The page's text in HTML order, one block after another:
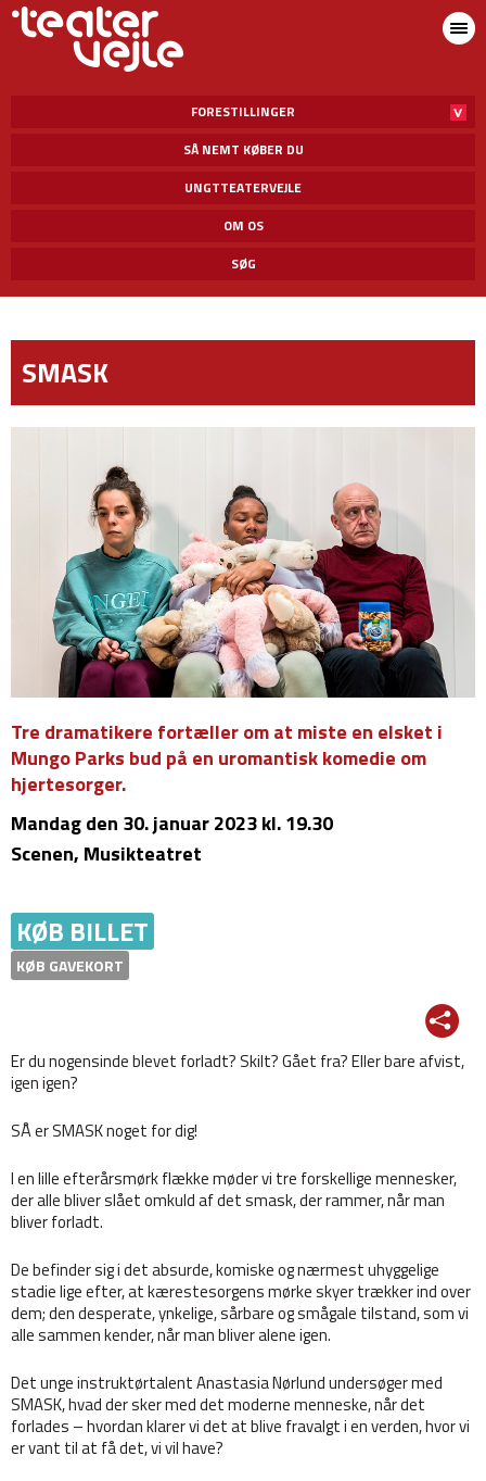
FORESTILLINGER
SÅ NEMT KØBER DU
UNGTTEATERVEJLE
OM OS
SØG
SMASK
Tre dramatikere fortæller om at miste en elsket i
Mungo Parks bud på en uromantisk komedie om
hjertesorger.
Mandagden 30. januar 2023 kl. 19.30
Scenen, Musikteatret
KØB BILLET
KØB GAVEKORT
Er du nogensinde blevet forladt? Skilt? Gået fra? Eller bare afvist,
igen igen?
SÅ er SMASK noget for dig!
I en lille efterårsmørk flække møder vi tre forskellige mennesker,
der alle bliver slået omkuld af det smask, der rammer, når man
bliver forladt.
De befinder sig i det absurde, komiske og nærmest uhyggelige
stadie lige efter, at kærestesorgens mørke skyer trækker ind over
dem; den desperate, ynkelige, sårbare og smågale tilstand, som vi
alle sammen kender, når man bliver alene igen.
Det unge instruktørtalent Anastasia Nørlund undersøger med
SMASK, hvad der sker med det moderne menneske, når det
forlades – hvordan klarer vi det at blive fravalgt i en verden, hvor vi
er vant til at få det, vi vil have?